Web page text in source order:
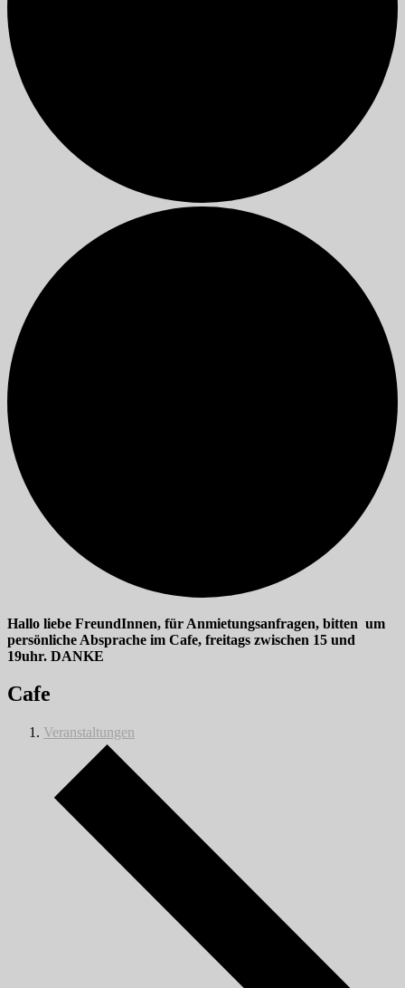
Hallo liebe FreundInnen, für Anmietungsanfragen, bitten um
persönliche Absprache im Cafe, freitags zwischen 15 und
19uhr. DANKE
Cafe
Veranstaltungen